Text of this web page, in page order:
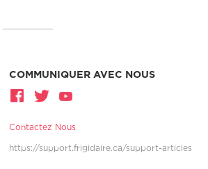
COMMUNIQUER AVEC NOUS
Contactez Nous
https://support.frigidaire.ca/support-articles